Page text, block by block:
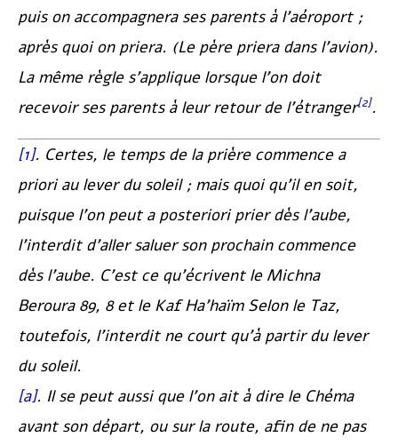
puis on accompagnera ses parents à l’aéroport ;
après quoi on priera. (Le père priera dans l’avion).
La même règle s’applique lorsque l’on doit
recevoir ses parents à leur retour de l’étranger[2].
[1]. Certes, le temps de la prière commence a
priori au lever du soleil ; mais quoi qu’il en soit,
puisque l’on peut a posteriori prier dès l’aube,
l’interdit d’aller saluer son prochain commence
dès l’aube. C’est ce qu’écrivent le Michna
Beroura89, 8 et le Kaf Ha’haïmSelon le Taz,
toutefois, l’interdit ne court qu’à partir du lever
du soleil.
[a]. Il se peut aussi que l’on ait à dire le Chéma
avant son départ, ou sur la route, afin de ne pas